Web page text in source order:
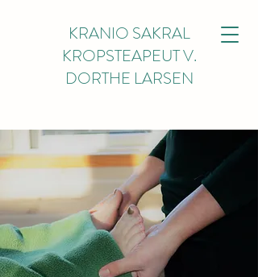
KRANIO SAKRAL
KROPSTEAPEUT V.
DORTHE LARSEN